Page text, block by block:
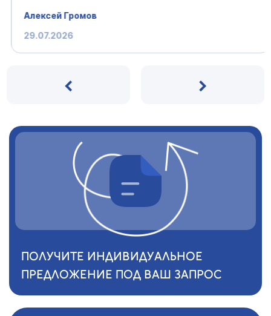
Алексей Громов
29.07.2026
‹ ›
ПОЛУЧИТЕ ИНДИВИДУАЛЬНОЕ
ПРЕДЛОЖЕНИЕ ПОД ВАШ ЗАПРОС